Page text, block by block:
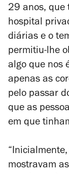
29 anos, que
hospital
diárias e o
permitiu-lhe
algo que nos
apenas as
pelo passar
que as
em que
mostravam